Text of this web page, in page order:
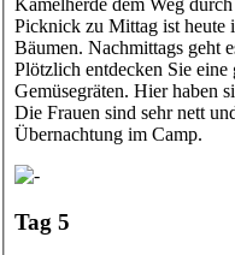
Kamelherde dem Weg
Picknick zu Mittag ist heute
Bäumen. Nachmittags geht
Plötzlich entdecken Sie
Gemüsegräten. Hier haben
Die Frauen sind sehr nett
Übernachtung im Camp.
Tag 5